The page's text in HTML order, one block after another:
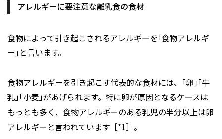
アレルギーに要注意な離乳食の食材
食物によって引き起こされるアレルギーを｢食物アレルギ
ー｣と言います。
食物アレルギーを引き起こす代表的な食材には、｢卵｣｢牛
乳｣｢小麦｣があげられます。特に卵が原因となるケースは
もっとも多く、食物アレルギーのある乳児の半分以上は卵
アレルギーと言われています［*1］。